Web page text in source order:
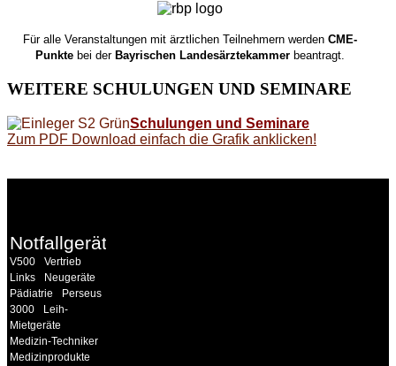
Für alle Veranstaltungen mit ärztlichen Teilnehmern werdenCME-
Punkte bei derBayrischen Landesärztekammer beantragt.
WEITERE SCHULUNGEN UND SEMINARE
Schulungen und Seminare
Zum PDF Download einfach die Grafik anklicken!
Notfallgeräte
V500
Vertrieb
Links
Neugeräte
Pädiatrie
Perseus
3000
Leih-
Mietgeräte
Medizin-Techniker
Medizinprodukte